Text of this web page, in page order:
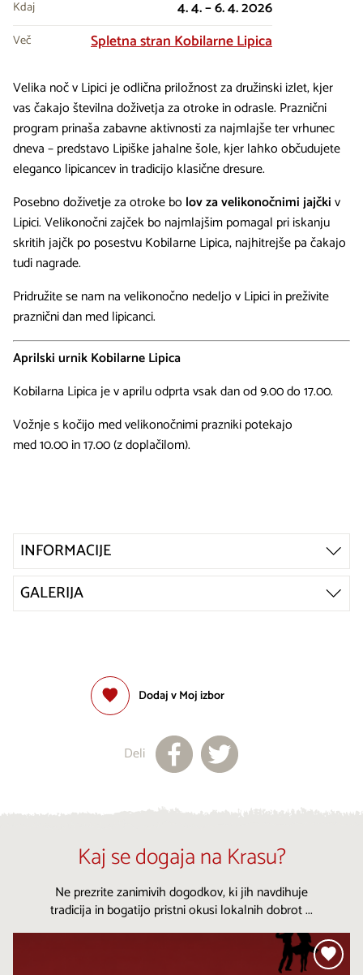
Kdaj 4. 4. – 6. 4. 2026
Več Spletna stran Kobilarne Lipica
Velika noč v Lipici je odlična priložnost za družinski izlet, kjer
vas čakajo številna doživetja za otroke in odrasle. Praznični
program prinaša zabavne aktivnosti za najmlajše ter vrhunec
dneva – predstavo Lipiške jahalne šole, kjer lahko občudujete
eleganco lipicancev in tradicijo klasične dresure.
Posebno doživetje za otroke bo lov za velikonočnimi jajčkiv
Lipici. Velikonočni zajček bo najmlajšim pomagal pri iskanju
skritih jajčk po posestvu Kobilarne Lipica, najhitrejše pa čakajo
tudi nagrade.
Pridružite se nam na velikonočno nedeljo v Lipici in preživite
praznični dan med lipicanci.
Aprilski urnik Kobilarne Lipica
Kobilarna Lipica je v aprilu odprta vsak dan od 9.00 do 17.00.
Vožnje s kočijo med velikonočnimi prazniki potekajo
med 10.00 in 17.00 (z doplačilom).
INFORMACIJE
GALERIJA
Dodaj v Moj izbor
Deli
Kaj se dogaja na Krasu?
Ne prezrite zanimivih dogodkov, ki jih navdihuje
tradicija in bogatijo pristni okusi lokalnih dobrot ...